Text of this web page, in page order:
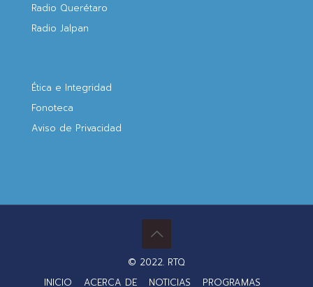
Radio Querétaro
Radio Jalpan
Ética e Integridad
Fonoteca
Aviso de Privacidad
© 2022. RTQ
INICIO
ACERCA DE NOTICIAS PROGRAMAS